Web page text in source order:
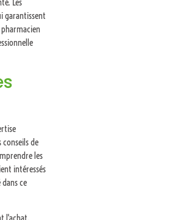
garantissent
de
les
intéressés
ce